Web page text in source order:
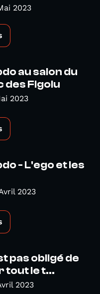
2023
au salon du
des Figolu
2023
- L'ego et les
2023
pas obligé de
tout le t...
2023